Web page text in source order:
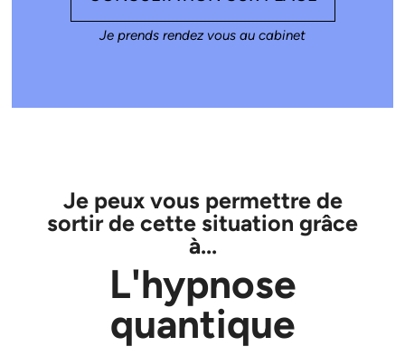
Je prends rendez vous au cabinet
Je peux vous permettre de
sortir de cette situation grâce
à...
L'hypnose
quantique